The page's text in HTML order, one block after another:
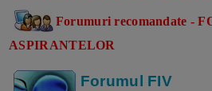
Forumuri recomandate -
ASPIRANTELOR
Forumul FIV